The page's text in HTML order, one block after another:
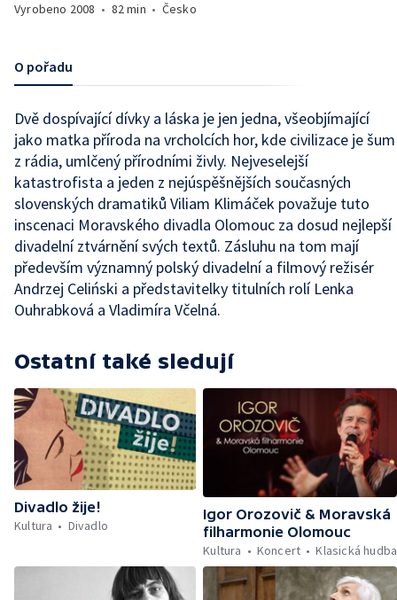
Vyrobeno 2008 • 82 min • Česko
O pořadu
Dvě dospívající dívky a láska je jen jedna, všeobjímající
jako matka příroda na vrcholcích hor, kde civilizace je šum
z rádia, umlčený přírodními živly. Nejveselejší
katastrofista a jeden z nejúspěšnějších současných
slovenských dramatiků Viliam Klimáček považuje tuto
inscenaci Moravského divadla Olomouc za dosud nejlepší
divadelní ztvárnění svých textů. Zásluhu na tom mají
především významný polský divadelní a filmový režisér
Andrzej Celiński a představitelky titulních rolí Lenka
Ouhrabková a Vladimíra Včelná.
Ostatní také sledují
Divadlo žije!
Kultura
Divadlo
Igor Orozovič & Moravská
filharmonie Olomouc
Kultura
Koncert Klasická hudba